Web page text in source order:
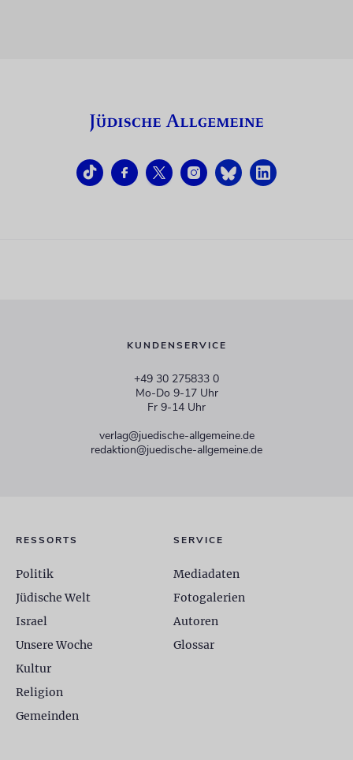
KUNDENSERVICE
+49 30 275833 0
Mo-Do 9-17 Uhr
Fr 9-14 Uhr
verlag@juedische-allgemeine.de
redaktion@juedische-allgemeine.de
RESSORTS
Politik
Jüdische Welt
Israel
Unsere Woche
Kultur
Religion
Gemeinden
SERVICE
Mediadaten
Fotogalerien
Autoren
Glossar